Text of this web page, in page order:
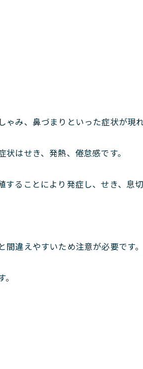
み、鼻づまりといった症状が現
はせき、発熱、倦怠感です。
ることにより発症し、せき、息
違えやすいため注意が必要です。